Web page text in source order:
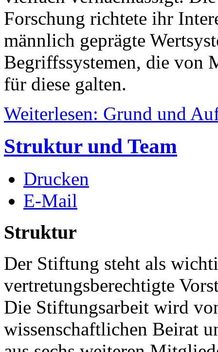
Forschung richtete ihr
männlich geprägte
Begriffssystemen, die von
für diese galten.
Weiterlesen: Grund und
Struktur und Team
Drucken
E-Mail
Struktur
Der Stiftung steht als
vertretungsberechtigte
Die Stiftungsarbeit wird
wissenschaftlichen Beirat